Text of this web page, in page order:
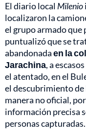
El diario local Milenio
localizaron la
el grupo armado que
puntualizó que se
abandonadaen la
Jarachina, a
el atentado, en el
el descubrimiento
manera no oficial,
información precisa
personas capturadas.